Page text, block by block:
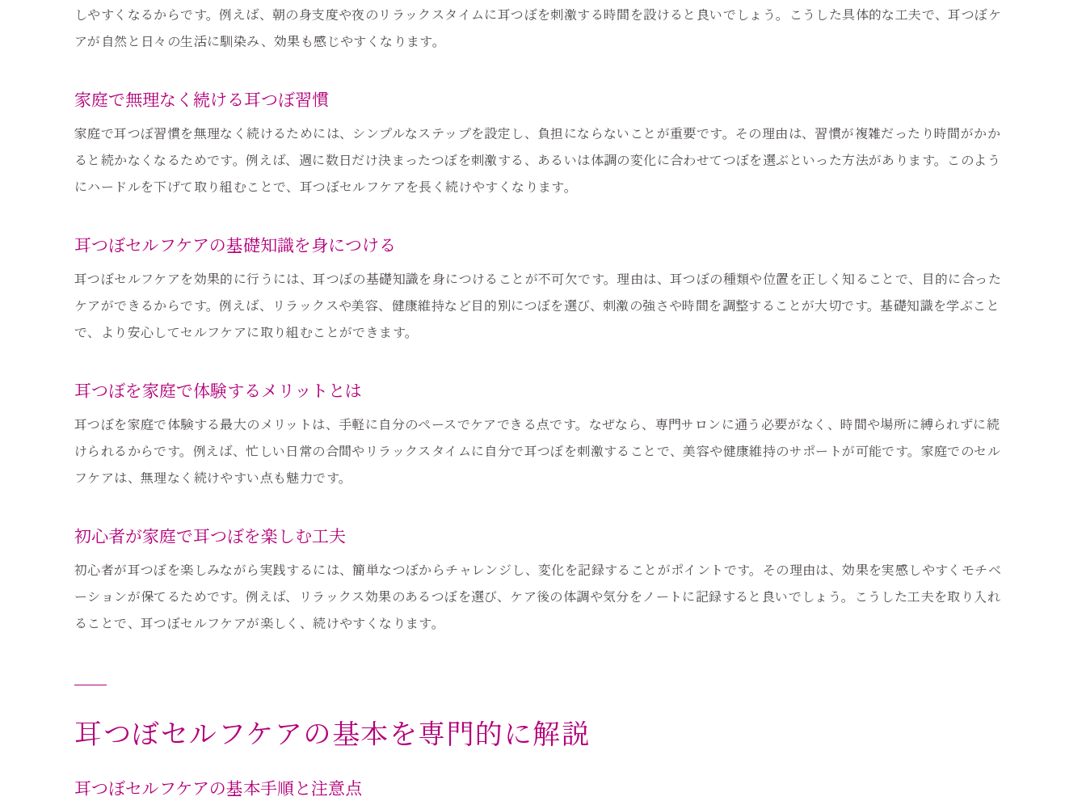
耳つぼが家庭ケアにおすすめな理由
耳つぼを自宅で続けるメリット
家庭でできる耳つぼの楽しみ方
耳つぼの効果を家庭で得るための方法
耳つぼの効果を実感する家庭ケア法
耳つぼセルフケアで期待できる変化
耳つぼはいつから効果を感じられるか
耳つぼの効果を感じるまでの期間
耳つぼセルフケアの効果を早めるコツ
しやすくなるからです。例えば、朝の身支度や夜のリラックスタイムに耳つぼを刺激する時間を設けると良いでしょう。こうした具体的な工夫で、耳つぼケ
アが自然と日々の生活に馴染み、効果も感じやすくなります。
家庭で無理なく続ける耳つぼ習慣
家庭で耳つぼ習慣を無理なく続けるためには、シンプルなステップを設定し、負担にならないことが重要です。その理由は、習慣が複雑だったり時間がかか
ると続かなくなるためです。例えば、週に数日だけ決まったつぼを刺激する、あるいは体調の変化に合わせてつぼを選ぶといった方法があります。このよう
にハードルを下げて取り組むことで、耳つぼセルフケアを長く続けやすくなります。
耳つぼセルフケアの基礎知識を身につける
耳つぼセルフケアを効果的に行うには、耳つぼの基礎知識を身につけることが不可欠です。理由は、耳つぼの種類や位置を正しく知ることで、目的に合った
ケアができるからです。例えば、リラックスや美容、健康維持など目的別につぼを選び、刺激の強さや時間を調整することが大切です。基礎知識を学ぶこと
で、より安心してセルフケアに取り組むことができます。
耳つぼを家庭で体験するメリットとは
耳つぼを家庭で体験する最大のメリットは、手軽に自分のペースでケアできる点です。なぜなら、専門サロンに通う必要がなく、時間や場所に縛られずに続
けられるからです。例えば、忙しい日常の合間やリラックスタイムに自分で耳つぼを刺激することで、美容や健康維持のサポートが可能です。家庭でのセル
フケアは、無理なく続けやすい点も魅力です。
初心者が家庭で耳つぼを楽しむ工夫
初心者が耳つぼを楽しみながら実践するには、簡単なつぼからチャレンジし、変化を記録することがポイントです。その理由は、効果を実感しやすくモチベ
ーションが保てるためです。例えば、リラックス効果のあるつぼを選び、ケア後の体調や気分をノートに記録すると良いでしょう。こうした工夫を取り入れ
ることで、耳つぼセルフケアが楽しく、続けやすくなります。
耳つぼセルフケアの基本を専門的に解説
耳つぼセルフケアの基本手順と注意点
ご予約はこちら
ご予約はこちら